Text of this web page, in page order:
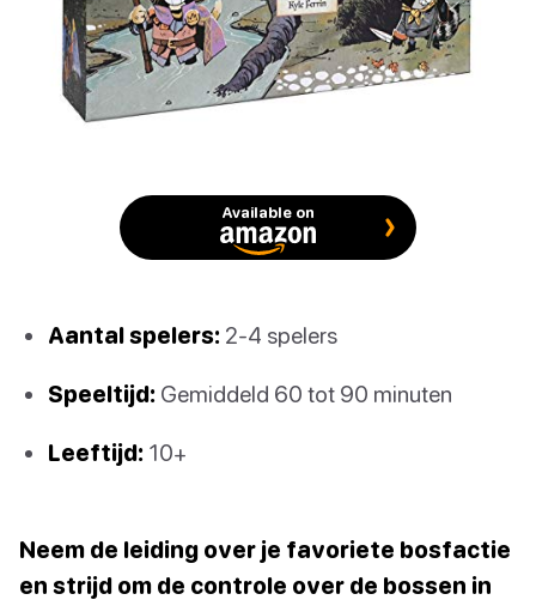
Available on
Aantal spelers: 2-4 spelers
Speeltijd: Gemiddeld 60 tot 90 minuten
Leeftijd: 10+
Neem de leiding over je favoriete bosfactie
en strijd om de controle over de bossen in